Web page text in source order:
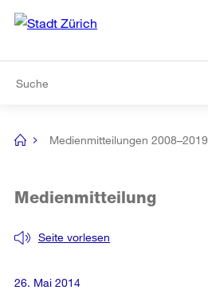
Navigation
[no
Medienmitteilungen 2008–2019
Seite vorlesen
Medienmitteilung
26. Mai 2014